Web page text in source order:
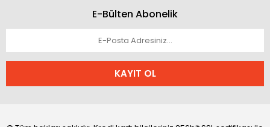
E-Bülten Abonelik
KAYIT OL